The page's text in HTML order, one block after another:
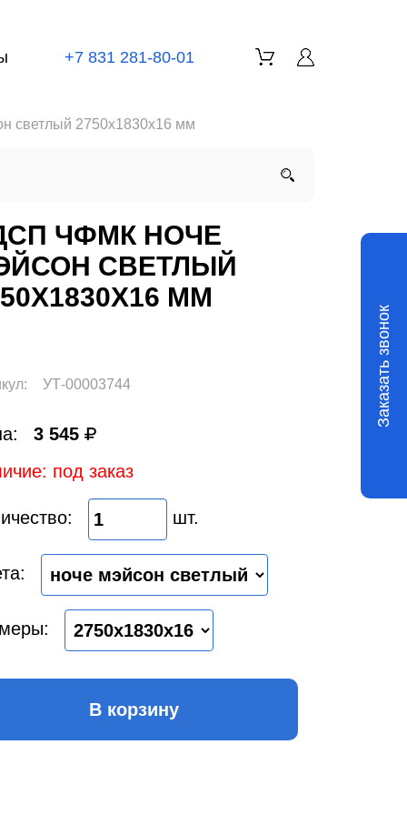
+7 831 281-80-01
светлый 2750x1830x16 мм
ЧФМК НОЧЕ
СВЕТЛЫЙ
ММ
УТ-00003744
3 545
под заказ
шт.
В корзину
Заказать звонок